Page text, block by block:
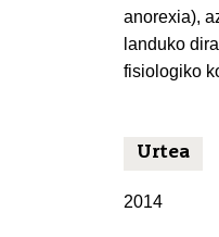
anorexia),
landuko
fisiologiko
Urtea
2014